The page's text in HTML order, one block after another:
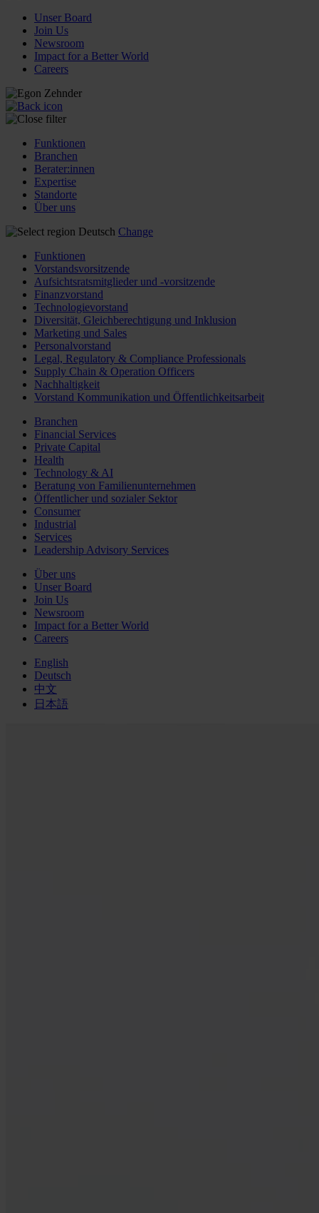
Unser Board
Join Us
Newsroom
Impact for a Better World
Careers
Funktionen
Branchen
Berater:innen
Expertise
Standorte
Über uns
Deutsch Change
Funktionen
Vorstandsvorsitzende
Aufsichtsratsmitglieder und -vorsitzende
Finanzvorstand
Technologievorstand
Diversität, Gleichberechtigung und Inklusion
Marketing und Sales
Personalvorstand
Legal, Regulatory & Compliance Professionals
Supply Chain & Operation Officers
Nachhaltigkeit
Vorstand Kommunikation und Öffentlichkeitsarbeit
Branchen
Financial Services
Private Capital
Health
Technology & AI
Beratung von Familienunternehmen
Öffentlicher und sozialer Sektor
Consumer
Industrial
Services
Leadership Advisory Services
Über uns
Unser Board
Join Us
Newsroom
Impact for a Better World
Careers
English
Deutsch
中文
日本語